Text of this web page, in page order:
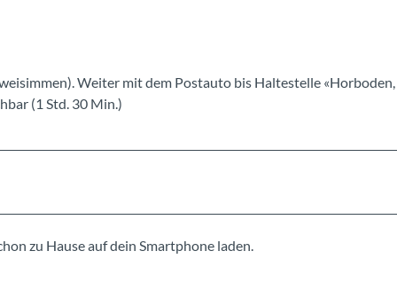
Weiter mit dem Postauto bis Haltestelle «Horboden,
(1 Std. 30 Min.)
zu Hause auf dein Smartphone laden.